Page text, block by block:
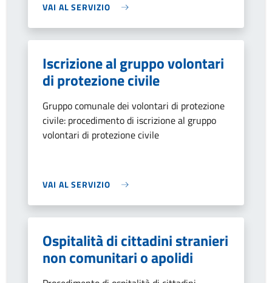
VAI AL SERVIZIO
Iscrizione al gruppo volontari
di protezione civile
Gruppo comunale dei volontari di protezione
civile: procedimento di iscrizione al gruppo
volontari di protezione civile
VAI AL SERVIZIO
Ospitalità di cittadini stranieri
non comunitari o apolidi